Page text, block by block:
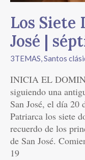
Los Siete
José |
3TEMAS,Santos
INICIA EL
siguiendo una
San José, el día 20
Patriarca los siete
recuerdo de los
de San José.
19